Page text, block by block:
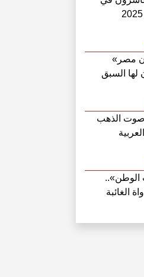
مصر»
لها السبق
الشمالي
الذهب
الغائبة